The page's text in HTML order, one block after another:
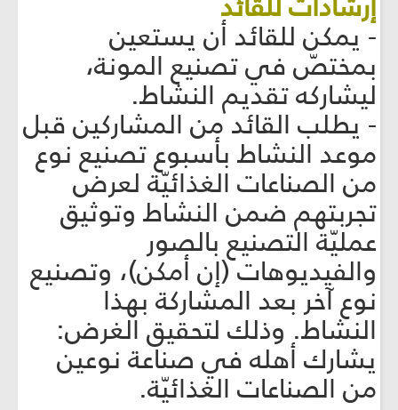
- يمكن للقائد أن يستعين
بمختصّ في تصنيع المونة،
ليشاركه تقديم النشاط.
- يطلب القائد من المشاركين قبل
موعد النشاط بأسبوع تصنيع نوع
من الصناعات الغذائيّة لعرض
تجربتهم ضمن النشاط وتوثيق
عمليّة التصنيع بالصور
والفيديوهات (إن أمكن)، وتصنيع
نوع آخر بعد المشاركة بهذا
النشاط. وذلك لتحقيق الغرض:
يشارك أهله في صناعة نوعين
من الصناعات الغذائيّة.